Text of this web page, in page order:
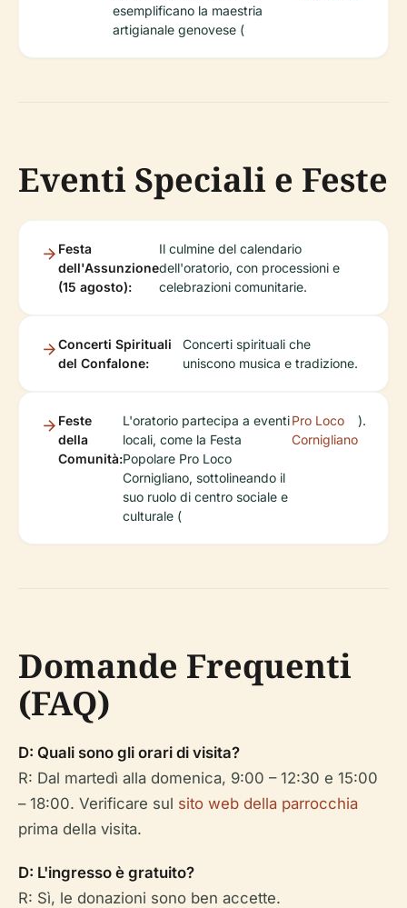
esemplificano la maestria
artigianale genovese (
Eventi Speciali e Feste
Festa
dell'Assunzione
(15 agosto):
Il culmine del calendario
dell'oratorio, con processioni e
celebrazioni comunitarie.
Concerti Spirituali
del Confalone:
Concerti spirituali che
uniscono musica e tradizione.
Feste
della
Comunità:
L'oratorio partecipa a eventi
locali, come la Festa
Popolare Pro Loco
Cornigliano, sottolineando il
suo ruolo di centro sociale e
culturale (
Pro Loco
Cornigliano
).
Domande Frequenti
(FAQ)
D: Quali sono gli orari di visita?
R: Dal martedì alla domenica, 9:00 – 12:30 e 15:00
– 18:00. Verificare sul sito web della parrocchia
prima della visita.
D: L'ingresso è gratuito?
R: Sì, le donazioni sono ben accette.